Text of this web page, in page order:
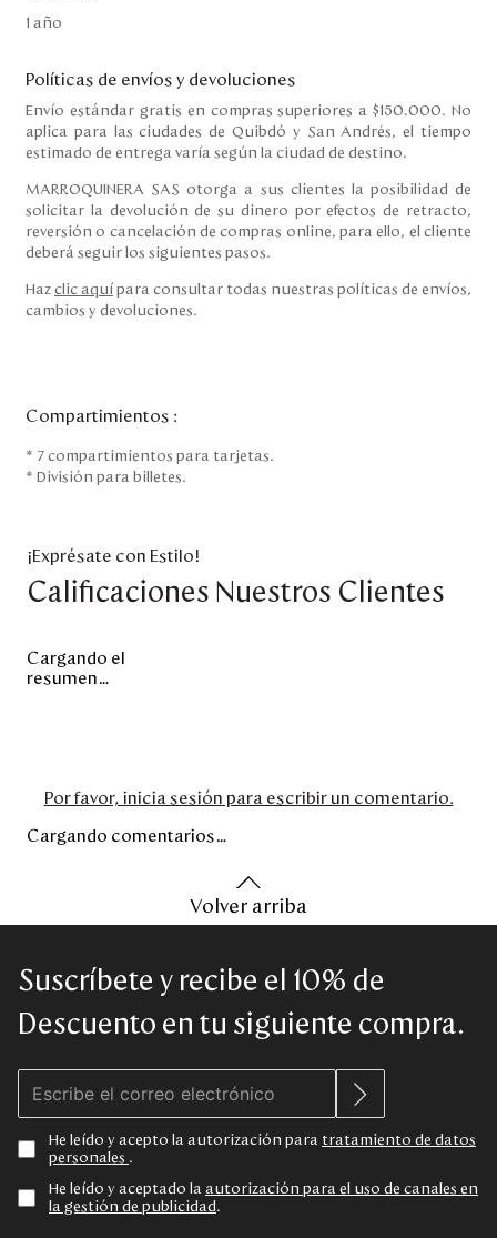
1 año
Políticas de envíos y devoluciones
Envío estándar gratis en compras superiores a $150.000. No
aplica para las ciudades de Quibdó y San Andrés, el tiempo
estimado de entrega varía según la ciudad de destino.
MARROQUINERA SAS otorga a sus clientes la posibilidad de
solicitar la devolución de su dinero por efectos de retracto,
reversión o cancelación de compras online, para ello, el cliente
deberá seguir los siguientes pasos.
Haz clic aquí para consultar todas nuestras políticas de envíos,
cambios y devoluciones.
Compartimientos :
* 7 compartimientos para tarjetas.
* División para billetes.
¡Exprésate con Estilo!
Calificaciones Nuestros Clientes
Cargando el
resumen…
Por favor, inicia sesión para escribir un comentario.
Cargando comentarios…
Volver arriba
Suscríbete y recibe el 10% de
Descuento en tu siguiente compra.
He leído y acepto la autorización para tratamiento de datos
personales .
He leído y aceptado la autorización para el uso de canales en
la gestión de publicidad .